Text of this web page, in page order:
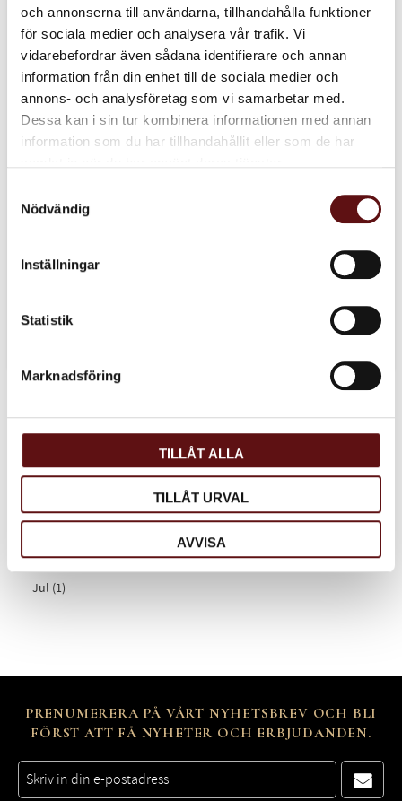
och annonserna till användarna, tillhandahålla funktioner
för sociala medier och analysera vår trafik. Vi
vidarebefordrar även sådana identifierare och annan
information från din enhet till de sociala medier och
annons- och analysföretag som vi samarbetar med.
Dessa kan i sin tur kombinera informationen med annan
information som du har tillhandahållit eller som de har
Nödvändig
Inställningar
Statistik
Marknadsföring
TILLÅT ALLA
TILLÅT URVAL
AVVISA
Chai (2)
Grönt te (3)
Iste (1)
Jul (1)
PRENUMERERA PÅ VÅRT NYHETSBREV OCH BLI
FÖRST ATT FÅ NYHETER OCH ERBJUDANDEN.